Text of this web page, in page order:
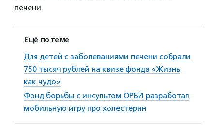
печени.
Ещё по теме
Для детей с заболеваниями печени собрали
750 тысяч рублей на квизе фонда «Жизнь
как чудо»
Фонд борьбы с инсультом ОРБИ разработал
мобильную игру про холестерин